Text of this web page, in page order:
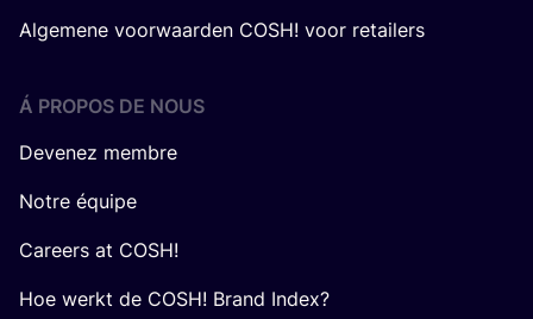
Algemene voorwaarden COSH! voor retailers
Á PROPOS DE NOUS
Devenez membre
Notre équipe
Careers at COSH!
Hoe werkt de COSH! Brand Index?